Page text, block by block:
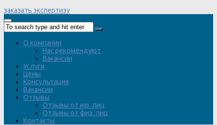
заказать экспертизу
О компании
Нас рекомендуют
Вакансии
Услуги
Цены
Консультация
Вакансии
Отзывы
Отзывы от юр. лиц
Отзывы от физ. лиц
Контакты